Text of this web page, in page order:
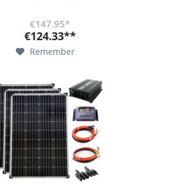
€147.95*
€124.33**
Remember